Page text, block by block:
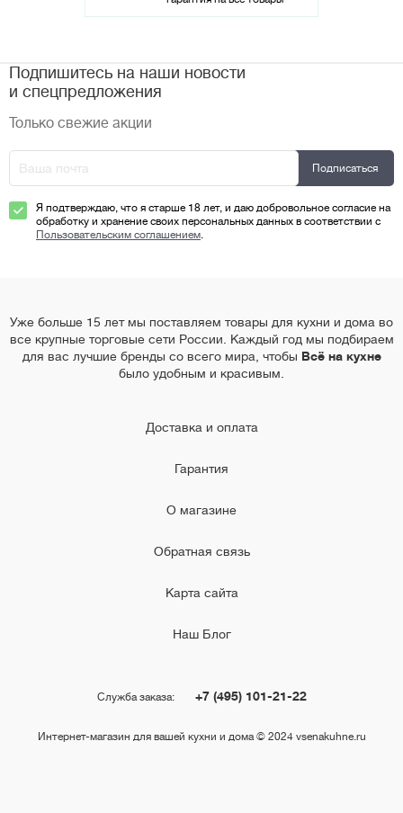
Подпишитесь на наши новости
и спецпредложения
Только свежие акции
Я подтверждаю, что я старше 18 лет, и даю добровольное согласие на
обработку и хранение своих персональных данных в соответствии с
Пользовательским соглашением.
Уже больше 15 лет мы поставляем товары для кухни и дома во
все крупные торговые сети России. Каждый год мы подбираем
для вас лучшие бренды со всего мира, чтобы Всё на кухне
было удобным и красивым.
Доставка и оплата
Гарантия
О магазине
Обратная связь
Карта сайта
Наш Блог
Служба заказа: +7 (495) 101-21-22
Интернет-магазин для вашей кухни и дома © 2024 vsenakuhne.ru